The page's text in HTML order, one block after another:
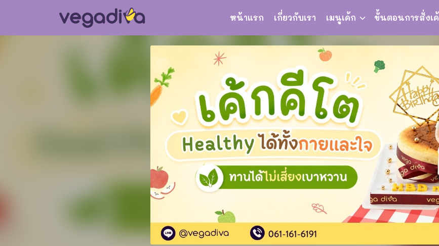
หน้าแรก เกี่ยวกับเรา เมนูเค้ก ขั้นตอนการสั่งเ